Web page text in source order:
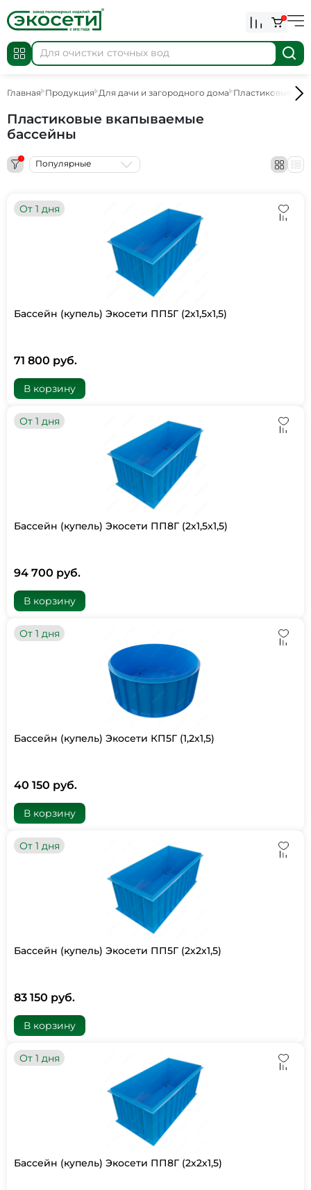
0
Главная Продукция Для дачи и загородного дома Пластиковые
Пластиковые вкапываемые
бассейны
1 Популярные
От 1 дня
Бассейн (купель) Экосети ПП5Г (2х1,5х1,5)
71 800 руб.
В корзину
От 1 дня
Бассейн (купель) Экосети ПП8Г (2х1,5х1,5)
94 700 руб.
В корзину
От 1 дня
Бассейн (купель) Экосети КП5Г (1,2х1,5)
40 150 руб.
В корзину
От 1 дня
Бассейн (купель) Экосети ПП5Г (2х2х1,5)
83 150 руб.
В корзину
От 1 дня
Бассейн (купель) Экосети ПП8Г (2х2х1,5)